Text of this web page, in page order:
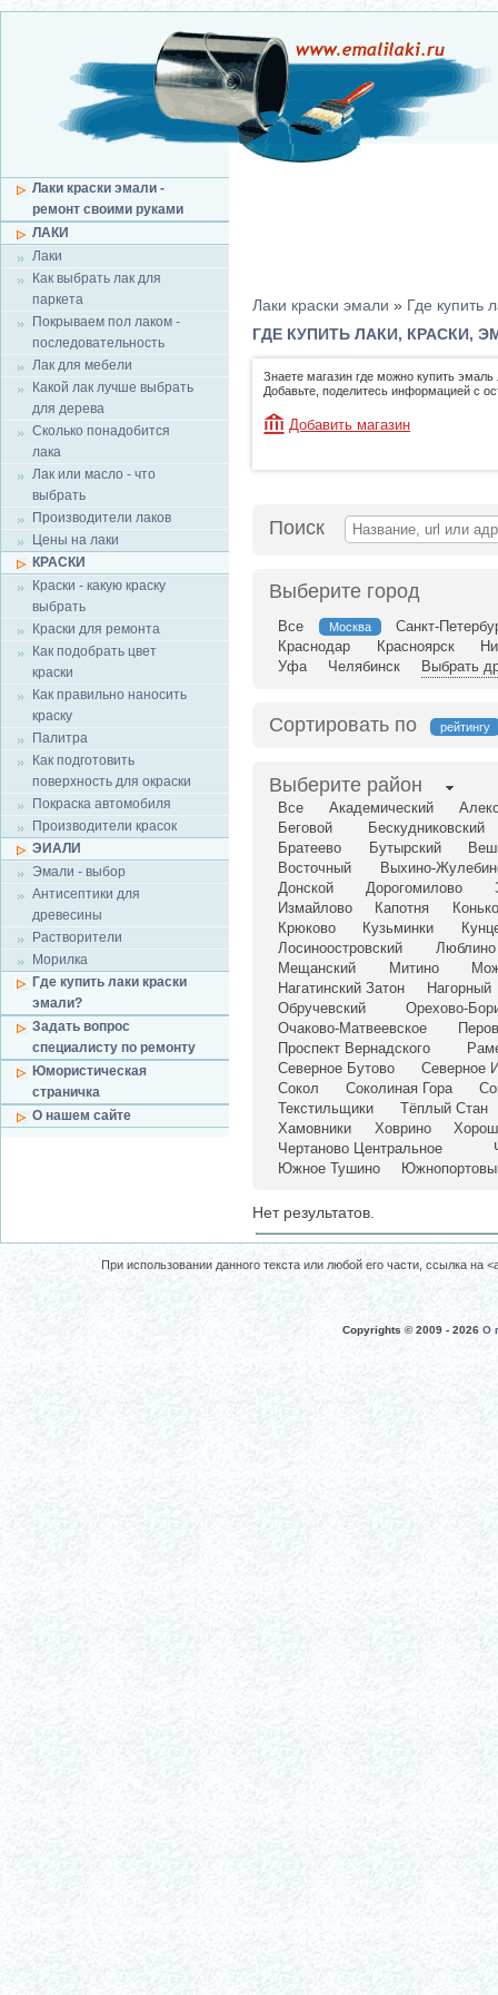
Лаки краски эмали -
ремонт своими руками
ЛАКИ
Лаки
Как выбрать лак для
паркета
Покрываем пол лаком -
последовательность
Лак для мебели
Какой лак лучше выбрать
для дерева
Сколько понадобится
лака
Лак или масло - что
выбрать
Производители лаков
Цены на лаки
КРАСКИ
Краски - какую краску
выбрать
Краски для ремонта
Как подобрать цвет
краски
Как правильно наносить
краску
Палитра
Как подготовить
поверхность для окраски
Покраска автомобиля
Производители красок
ЭИАЛИ
Эмали - выбор
Антисептики для
древесины
Растворители
Морилка
Где купить лаки краски
эмали?
Задать вопрос
специалисту по ремонту
Юмористическая
страничка
О нашем сайте
Лаки краски эмали » Где купить
ГДЕ КУПИТЬ ЛАКИ, КРАСКИ,
Знаете магазин где можно купить эмаль
Добавьте, поделитесь информацией с
Добавить магазин
Поиск
Выберите город
Все Москва
Санкт-
Краснодар
Красноярск
Уфа
Челябинск Выбрать
Сортировать по рейтингу
Выберите район
Все Академический
Беговой
Бескудниковский
Братеево
Бутырский
Восточный
Выхино-
Донской
Дорогомилово
Измайлово
Капотня
Крюково
Кузьминки
Лосиноостровский
Люблино
Мещанский
Митино
Нагатинский Затон
Нагорный
Обручевский
Орехово-
Очаково-Матвеевское
Проспект Вернадского
Северное Бутово
Северное
Сокол
Соколиная Гора
Текстильщики
Тёплый Стан
Хамовники
Ховрино
Чертаново Центральное
Южное Тушино
Нет результатов.
При использовании данного текста или любой его части, ссылка
Copyrights © 2009 - 2026 О